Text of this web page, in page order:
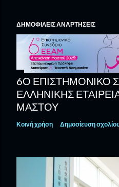
ΔΗΜΟΦΙΛΕΊΣ ΑΝΑΡΤΉΣΕΙΣ
6Ο ΕΠΙΣΤΗΜΟΝΙΚΌ
ΕΛΛΗΝΙΚΉΣ
ΜΑΣΤΟΎ
Κοινή χρήση Δημοσίευση